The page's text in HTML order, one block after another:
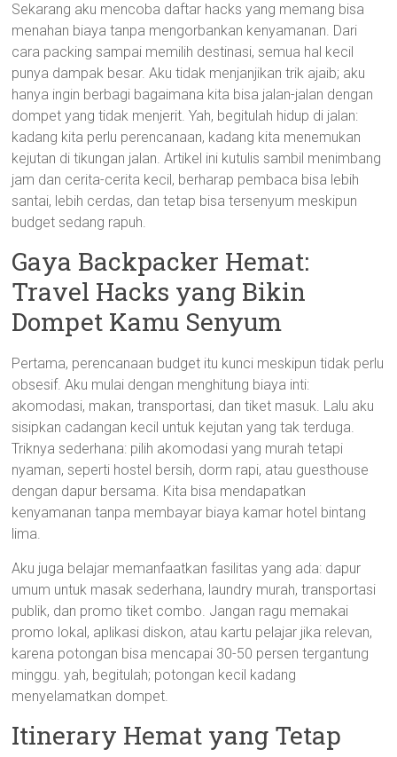
Sekarang aku mencoba daftar hacks yang memang bisa
menahan biaya tanpa mengorbankan kenyamanan. Dari
cara packing sampai memilih destinasi, semua hal kecil
punya dampak besar. Aku tidak menjanjikan trik ajaib; aku
hanya ingin berbagi bagaimana kita bisa jalan-jalan dengan
dompet yang tidak menjerit. Yah, begitulah hidup di jalan:
kadang kita perlu perencanaan, kadang kita menemukan
kejutan di tikungan jalan. Artikel ini kutulis sambil menimbang
jam dan cerita-cerita kecil, berharap pembaca bisa lebih
santai, lebih cerdas, dan tetap bisa tersenyum meskipun
budget sedang rapuh.
Gaya Backpacker Hemat:
Travel Hacks yang Bikin
Dompet Kamu Senyum
Pertama, perencanaan budget itu kunci meskipun tidak perlu
obsesif. Aku mulai dengan menghitung biaya inti:
akomodasi, makan, transportasi, dan tiket masuk. Lalu aku
sisipkan cadangan kecil untuk kejutan yang tak terduga.
Triknya sederhana: pilih akomodasi yang murah tetapi
nyaman, seperti hostel bersih, dorm rapi, atau guesthouse
dengan dapur bersama. Kita bisa mendapatkan
kenyamanan tanpa membayar biaya kamar hotel bintang
lima.
Aku juga belajar memanfaatkan fasilitas yang ada: dapur
umum untuk masak sederhana, laundry murah, transportasi
publik, dan promo tiket combo. Jangan ragu memakai
promo lokal, aplikasi diskon, atau kartu pelajar jika relevan,
karena potongan bisa mencapai 30-50 persen tergantung
minggu. yah, begitulah; potongan kecil kadang
menyelamatkan dompet.
Itinerary Hemat yang Tetap